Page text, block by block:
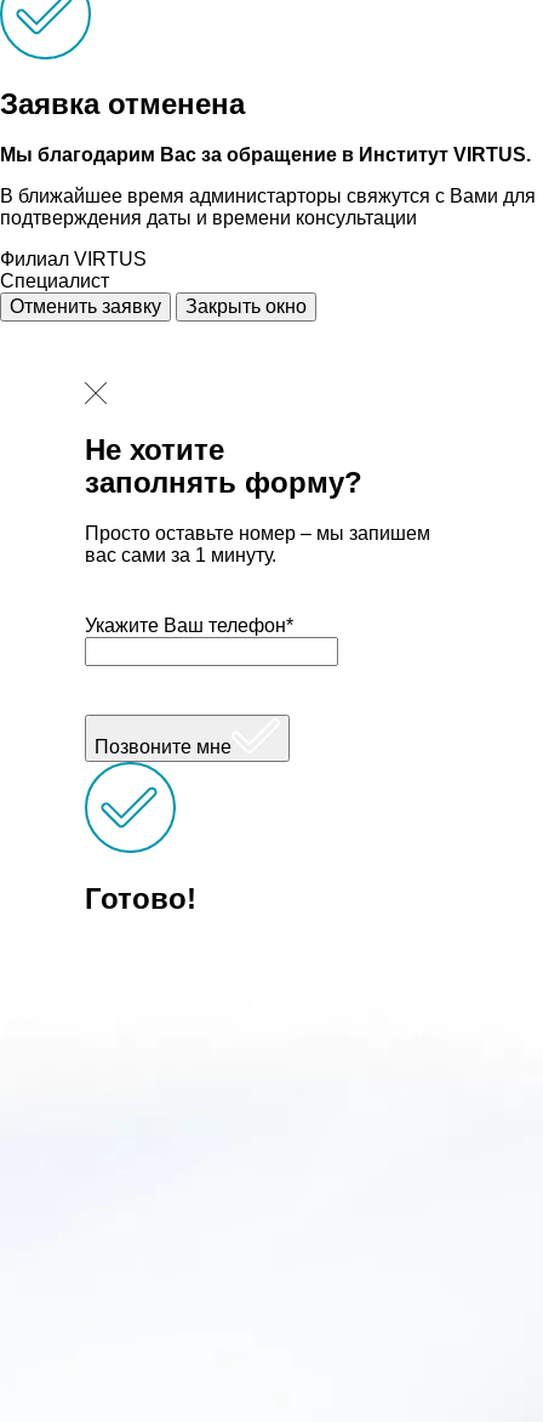
Заявка отменена
Мы благодарим Вас за обращение в Институт VIRTUS.
В ближайшее время администарторы свяжутся с Вами для
подтверждения даты и времени консультации
Филиал VIRTUS
Специалист
Отменить заявку
Закрыть окно
Не хотите
заполнять форму?
Просто оставьте номер – мы запишем
вас сами за 1 минуту.
Укажите Ваш телефон*
Позвоните мне
Готово!